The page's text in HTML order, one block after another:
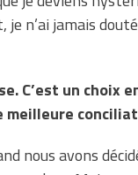
n’ai jamais
C’est un choix
meilleure
nous avons